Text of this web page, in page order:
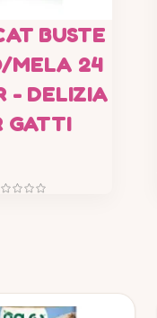
BUSTE
MELA 24
- DELIZIA
GATTI